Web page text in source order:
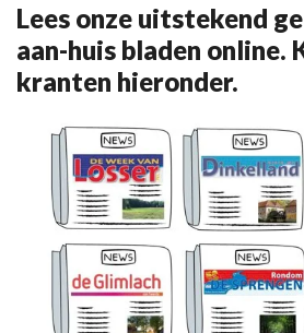
Lees onze uitstekend
aan-huis bladen online.
kranten hieronder.